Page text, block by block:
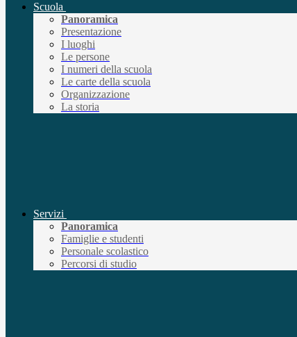
Scuola
Panoramica
Presentazione
I luoghi
Le persone
I numeri della scuola
Le carte della scuola
Organizzazione
La storia
Servizi
Panoramica
Famiglie e studenti
Personale scolastico
Percorsi di studio